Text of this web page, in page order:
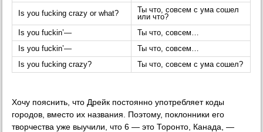
Is you fucking crazy or what?
Ты что, совсем с ума сошел
или что?
Is you fuckin’—
Ты что, совсем…
Is you fuckin’—
Ты что, совсем…
Is you fucking crazy?
Ты что, совсем с ума сошел?
Хочу пояснить, что Дрейк постоянно употребляет коды
городов, вместо их названия. Поэтому, поклонники его
творчества уже выучили, что 6 — это Торонто, Канада, —